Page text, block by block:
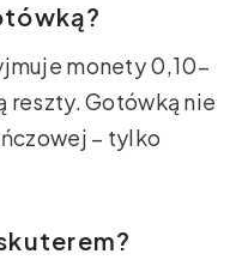
monety 0,10–
reszty. Gotówką nie
– tylko